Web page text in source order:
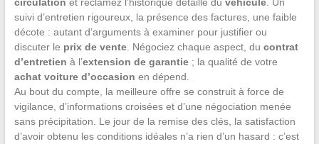
suivi d’entretien rigoureux, la présence des factures, une faible
décote : autant d’arguments à examiner pour justifier ou
discuter le prix de vente. Négociez chaque aspect, du contrat
d’entretien à l’extension de garantie; la qualité de votre
achat voiture d’occasion en dépend.
Au bout du compte, la meilleure offre se construit à force de
vigilance, d’informations croisées et d’une négociation menée
sans précipitation. Le jour de la remise des clés, la satisfaction
d’avoir obtenu les conditions idéales n’a rien d’un hasard : c’est